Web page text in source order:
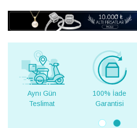
100% İade
Garantisi
100% Güvenli
Alışveriş